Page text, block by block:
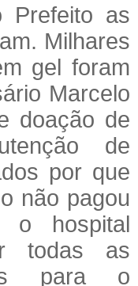
Prefeito as
Milhares
gel foram
Marcelo
doação de
de
por que
não pagou
o hospital
todas as
para o